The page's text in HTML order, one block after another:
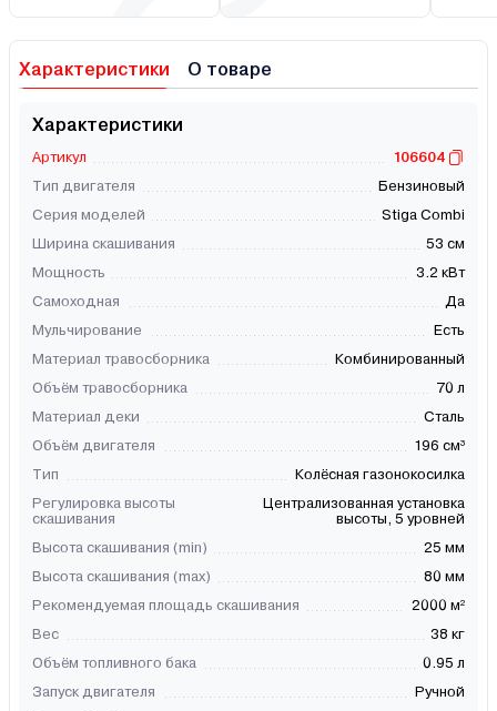
Характеристики О товаре
Характеристики
Артикул
106604
Тип двигателя
Бензиновый
Серия моделей
Stiga Combi
Ширина скашивания
53 см
Мощность
3.2 кВт
Самоходная
Да
Мульчирование
Есть
Материал травосборника
Комбинированный
Объём травосборника
70 л
Материал деки
Сталь
Объём двигателя
196 см³
Тип
Колёсная газонокосилка
Регулировка высоты
скашивания
Централизованная установка
выcоты, 5 уровней
Высота скашивания (min)
25 мм
Высота скашивания (max)
80 мм
Рекомендуемая площадь скашивания
2000 м²
Вес
38 кг
Объём топливного бака
0.95 л
Запуск двигателя
Ручной